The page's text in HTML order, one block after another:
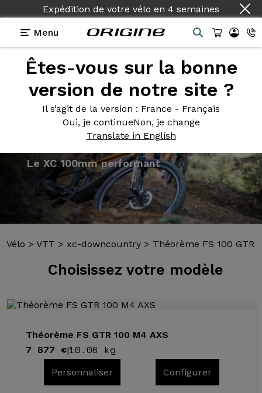
Expédition de votre vélo en 4 semaines
Menu
Êtes-vous sur la bonne
version de notre site ?
Il s’agit de la version : France - Français
Oui, je continueNon, je change
Translate in English
Modèles
Vélo >VTT > xc-downcountry > Théorème FS 100 GTR
Choisissez votre modèle
Théorème FS GTR 100 M4 AXS
7 677 €|10.06 kg
Personnaliser Configurer